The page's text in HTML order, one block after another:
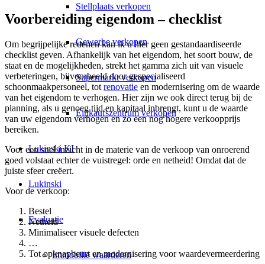
Stellplaats verkopen
Gewerbe verkopen
Supermarkt verkopen
Einkaufszentrum verkopen
Lukinski KI
Lukinski
Evaluatie
Immobilie waarderen
Voorbereiding eigendom – checklist
Om begrijpelijke redenen kan ik u hier geen gestandaardiseerde
checklist geven. Afhankelijk van het eigendom, het soort bouw, de
staat en de mogelijkheden, strekt het gamma zich uit van visuele
verbeteringen, bijvoorbeeld door gespecialiseerd
schoonmaakpersoneel, tot renovatie en modernisering om de waarde
van het eigendom te verhogen. Hier zijn we ook direct terug bij de
planning, als u genoeg tijd en kapitaal inbrengt, kunt u de waarde
van uw eigendom verhogen en zo een nog hogere verkoopprijs
bereiken.
Voor een snel inzicht in de materie van de verkoop van onroerend
goed volstaat echter de vuistregel: orde en netheid! Omdat dat de
juiste sfeer creëert.
Voor de verkoop:
Bestel
Netheid
Minimaliseer visuele defecten
…
Tot opknapbeurt en modernisering voor waardevermeerdering